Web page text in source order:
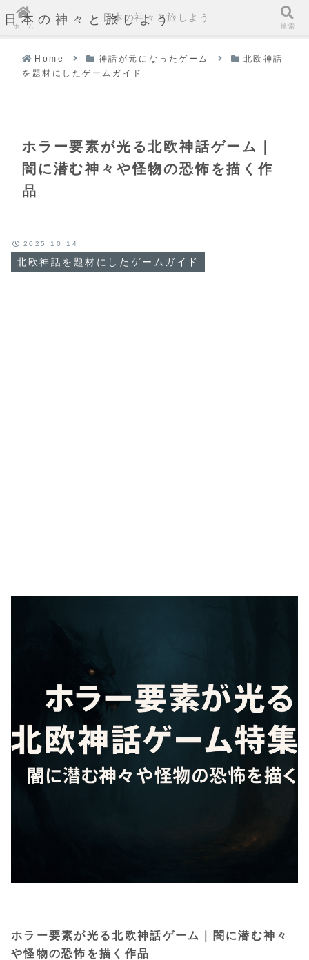
日本の神々と旅しよう
Home 神話が元になったゲーム
北欧神話
を題材にしたゲームガイド
ホラー要素が光る北欧神話ゲーム｜
闇に潜む神々や怪物の恐怖を描く作
品
北欧神話を題材にしたゲームガイド
2025.10.14
ホラー要素が光る北欧神話ゲーム｜闇に潜む神々
や怪物の恐怖を描く作品
ホーム
日本の神々と旅しよう
検索